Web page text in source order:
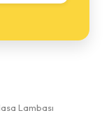
Lambası